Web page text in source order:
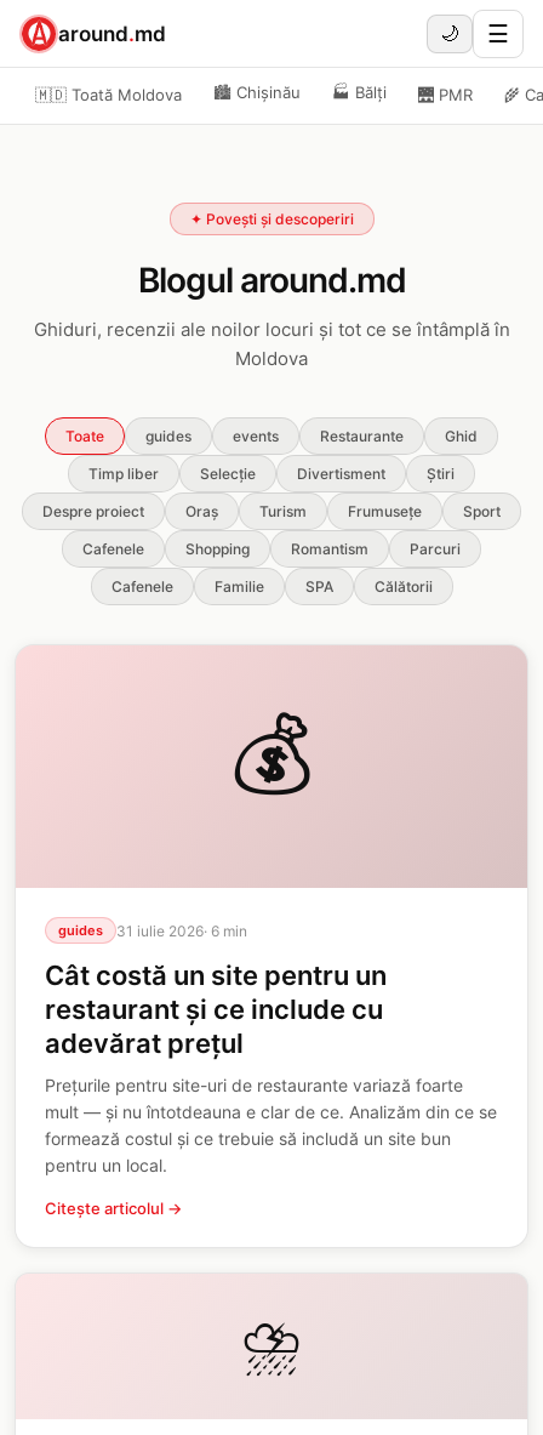
around.md 🌙 ☰
🇲🇩 Toată Moldova 🏙️ Chișinău 🏭 Bălți 🌉 PMR 🌾
✦ Povești și descoperiri
Blogul around.md
Ghiduri, recenzii ale noilor locuri și tot ce se întâmplă în
Moldova
Toate guides events Restaurante Ghid
Timp liber Selecție Divertisment Știri
Despre proiect Oraș Turism Frumusețe Sport
Cafenele Shopping Romantism Parcuri
Cafenele Familie SPA Călătorii
💰
guides 31 iulie 2026· 6 min
Cât costă un site pentru un
restaurant și ce include cu
adevărat prețul
Prețurile pentru site-uri de restaurante variază foarte
mult — și nu întotdeauna e clar de ce. Analizăm din ce se
formează costul și ce trebuie să includă un site bun
pentru un local.
Citește articolul →
⛈️